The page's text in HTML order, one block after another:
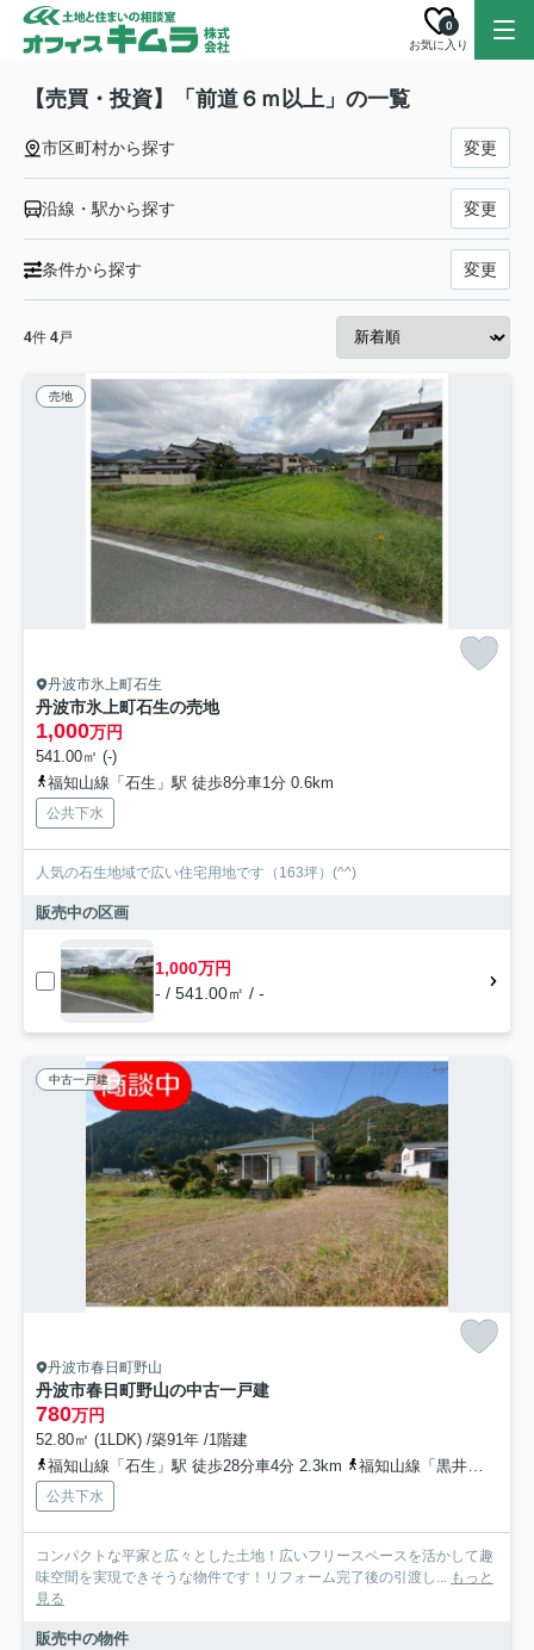
お気に入り
0
【売買・投資】「前道６ｍ以上」の一覧
市区町村から探す 変更
沿線・駅から探す 変更
条件から探す 変更
4件 4戸
売地
丹波市氷上町石生
丹波市氷上町石生の売地
1,000万円
541.00㎡ (-)
福知山線「石生」駅 徒歩8分車1分 0.6km
公共下水
人気の石生地域で広い住宅用地です（163坪）(^^)
販売中の区画
1,000万円
- / 541.00㎡ / -
中古一戸建
丹波市春日町野山
丹波市春日町野山の中古一戸建
780万円
52.80㎡ (1LDK) /築91年 /1階建
福知山線「石生」駅 徒歩28分車4分 2.3km
福知山線「黒井」駅 徒歩41分
公共下水
コンパクトな平家と広々とした土地！広いフリースペースを活かして趣
味空間を実現できそうな物件です！リフォーム完了後の引渡し... もっと
見る
販売中の物件